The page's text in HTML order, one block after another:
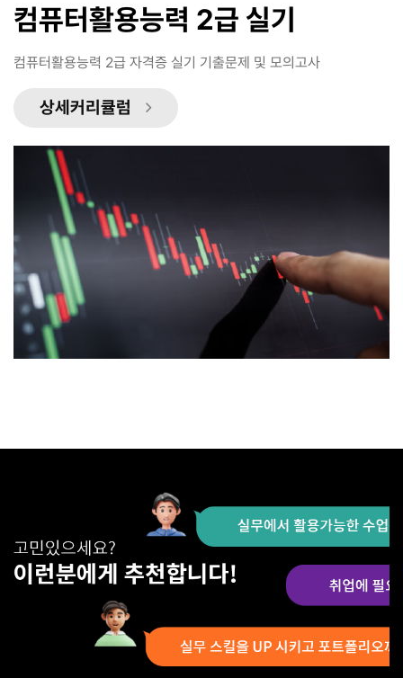
컴퓨터활용능력 2급 실기
컴퓨터활용능력 2급 자격증 실기 기출문제 및 모의고사
상세커리큘럼